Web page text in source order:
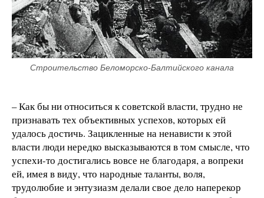
Строительство Беломорско-Балтийского канала
– Как бы ни относиться к советской власти, трудно не
признавать тех объективных успехов, которых ей
удалось достичь. Зацикленные на ненависти к этой
власти люди нередко высказываются в том смысле, что
успехи-то достигались вовсе не благодаря, а вопреки
ей, имея в виду, что народные таланты, воля,
трудолюбие и энтузиазм делали свое дело наперекор